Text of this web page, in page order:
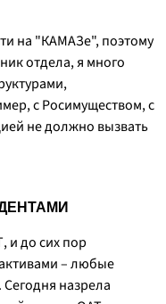
на "КАМАЗе", поэтому
отдела, я много
с Росимуществом, с
не должно вызвать
и до сих пор
– любые
назрела